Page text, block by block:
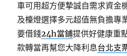
車可用超方便摯誠自需求資金
及檯燈選擇多元超值無負擔專
要借錢24h當鋪提供好健康重
款轉當再幫您大降利息台北支